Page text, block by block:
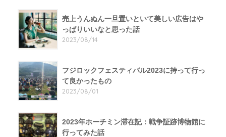
売上うんぬん一旦置いといて美しい広告はや
っぱりいいなと思った話
2023/08/14
フジロックフェスティバル2023に持って行っ
て良かったもの
2023/08/01
2023年ホーチミン滞在記：戦争証跡博物館に
行ってみた話